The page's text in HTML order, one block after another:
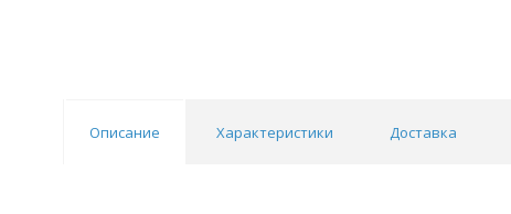
Описание Характеристики Доставка